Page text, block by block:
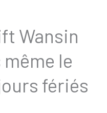
Wansin
le
fériés